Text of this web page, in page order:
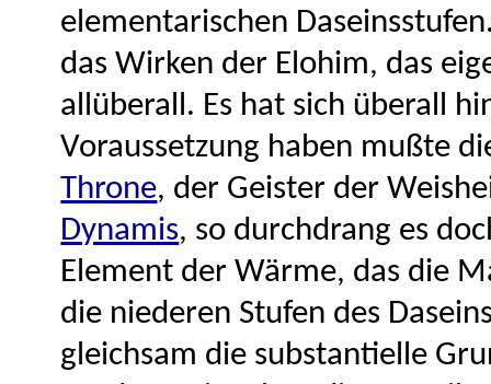
elementarischen
das Wirken der Elohim, das
allüberall. Es hat sich überall
Voraussetzung haben mußte
Throne, der Geister der
Dynamis, so durchdrang es
Element der Wärme, das die
die niederen Stufen des
gleichsam die substantielle